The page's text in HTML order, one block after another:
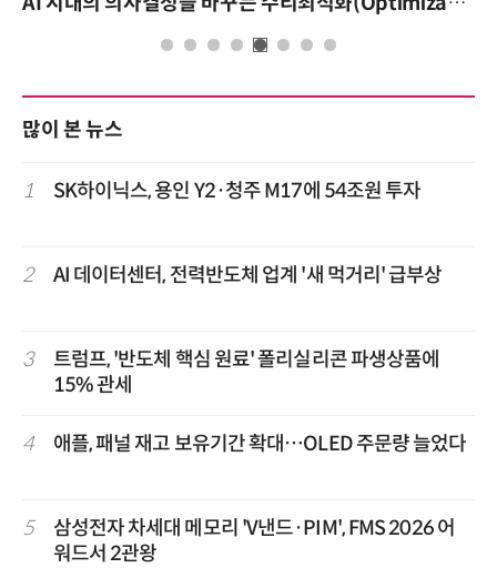
많이 본 뉴스
1 SK하이닉스, 용인 Y2·청주 M17에 54조원 투자
2 AI 데이터센터, 전력반도체 업계 '새 먹거리' 급부상
3
트럼프, '반도체 핵심 원료' 폴리실리콘 파생상품에
15% 관세
4 애플, 패널 재고 보유기간 확대…OLED 주문량 늘었다
5
삼성전자 차세대 메모리 'V낸드·PIM', FMS 2026 어
워드서 2관왕